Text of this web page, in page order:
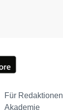
Für Redaktionen
Akademie